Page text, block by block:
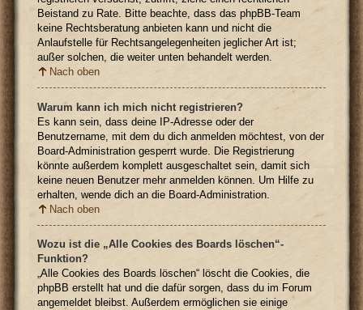
Beistand zu Rate. Bitte beachte, dass das phpBB-Team
keine Rechtsberatung anbieten kann und nicht die
Anlaufstelle für Rechtsangelegenheiten jeglicher Art ist;
außer solchen, die weiter unten behandelt werden.
Nach oben
Warum kann ich mich nicht registrieren?
Es kann sein, dass deine IP-Adresse oder der
Benutzername, mit dem du dich anmelden möchtest, von der
Board-Administration gesperrt wurde. Die Registrierung
könnte außerdem komplett ausgeschaltet sein, damit sich
keine neuen Benutzer mehr anmelden können. Um Hilfe zu
erhalten, wende dich an die Board-Administration.
Nach oben
Wozu ist die „Alle Cookies des Boards löschen“-
Funktion?
„Alle Cookies des Boards löschen“ löscht die Cookies, die
phpBB erstellt hat und die dafür sorgen, dass du im Forum
angemeldet bleibst. Außerdem ermöglichen sie einige